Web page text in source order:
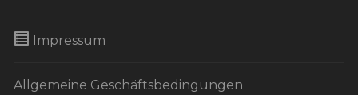
Impressum
Allgemeine Geschäftsbedingungen